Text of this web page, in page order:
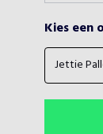
Kies een
Jettie